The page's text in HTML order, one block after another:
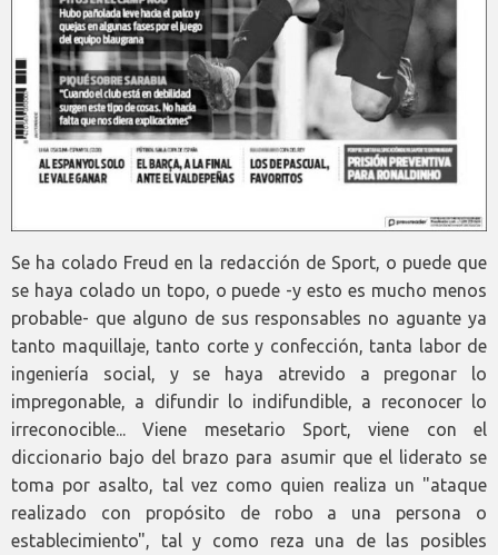
Se ha colado Freud en la redacción de Sport, o puede que
se haya colado un topo, o puede -y esto es mucho menos
probable- que alguno de sus responsables no aguante ya
tanto maquillaje, tanto corte y confección, tanta labor de
ingeniería social, y se haya atrevido a pregonar lo
impregonable, a difundir lo indifundible, a reconocer lo
irreconocible... Viene mesetario Sport, viene con el
diccionario bajo del brazo para asumir que el liderato se
toma por asalto, tal vez como quien realiza un "ataque
realizado con propósito de robo a una persona o
establecimiento", tal y como reza una de las posibles